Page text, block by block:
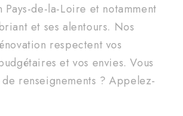
de-la-Loire et notamment
et ses alentours. Nos
respectent vos
et vos envies. Vous
renseignements ? Appelez-